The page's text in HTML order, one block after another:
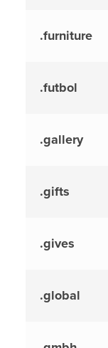
.furniture
.futbol
.gallery
.gifts
.gives
.global